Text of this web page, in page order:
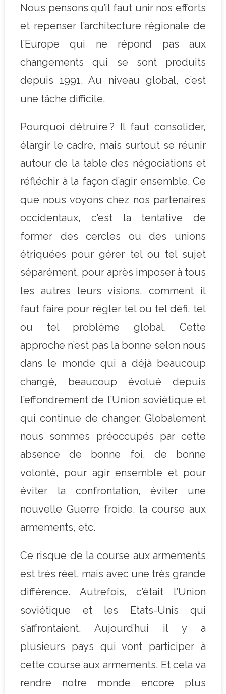
Nous pensons qu’il faut unir nos efforts
et repenser l’architecture régionale de
l’Europe qui ne répond pas aux
changements qui se sont produits
depuis 1991. Au niveau global, c’est
une tâche difficile.
Pourquoi détruire ? Il faut consolider,
élargir le cadre, mais surtout se réunir
autour de la table des négociations et
réfléchir à la façon d’agir ensemble. Ce
que nous voyons chez nos partenaires
occidentaux, c’est la tentative de
former des cercles ou des unions
étriquées pour gérer tel ou tel sujet
séparément, pour après imposer à tous
les autres leurs visions, comment il
faut faire pour régler tel ou tel défi, tel
ou tel problème global. Cette
approche n’est pas la bonne selon nous
dans le monde qui a déjà beaucoup
changé, beaucoup évolué depuis
l’effondrement de l’Union soviétique et
qui continue de changer. Globalement
nous sommes préoccupés par cette
absence de bonne foi, de bonne
volonté, pour agir ensemble et pour
éviter la confrontation, éviter une
nouvelle Guerre froide, la course aux
armements, etc.
Ce risque de la course aux armements
est très réel, mais avec une très grande
différence. Autrefois, c’était l’Union
soviétique et les Etats-Unis qui
s’affrontaient. Aujourd’hui il y a
plusieurs pays qui vont participer à
cette course aux armements. Et cela va
rendre notre monde encore plus